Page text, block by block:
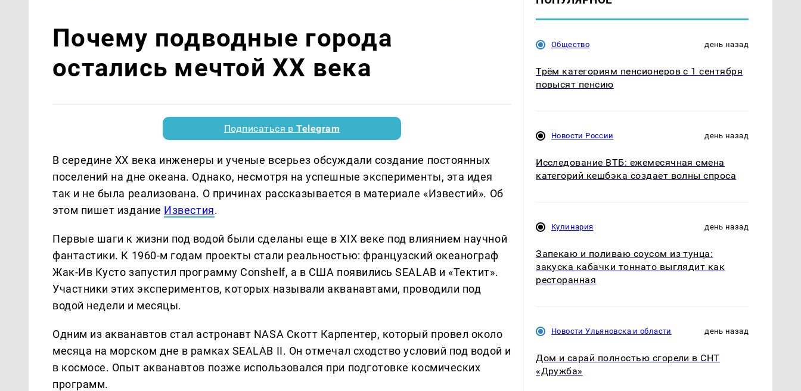
Почему подводные города
остались мечтой XX века
Подписаться вTelegram
В середине XX века инженеры и ученые всерьез обсуждали создание постоянных
поселений на дне океана. Однако, несмотря на успешные эксперименты, эта идея
так и не была реализована. О причинах рассказывается в материале «Известий». Об
этом пишет издание Известия.
Первые шаги к жизни под водой были сделаны еще в XIX веке под влиянием научной
фантастики. К 1960-м годам проекты стали реальностью: французский океанограф
Жак-Ив Кусто запустил программу Conshelf, а в США появились SEALAB и «Тектит».
Участники этих экспериментов, которых называли акванавтами, проводили под
водой недели и месяцы.
Одним из акванавтов стал астронавт NASA Скотт Карпентер, который провел около
месяца на морском дне в рамках SEALAB II. Он отмечал сходство условий под водой и
в космосе. Опыт акванавтов позже использовался при подготовке космических
программ.
Общество день назад
Трём категориям пенсионеров с 1 сентября
повысят пенсию
Новости России день назад
Исследование ВТБ: ежемесячная смена
категорий кешбэка создает волны спроса
Кулинария день назад
Запекаю и поливаю соусом из тунца:
закуска кабачки тоннато выглядит как
ресторанная
Новости Ульяновска и области день назад
Дом и сарай полностью сгорели в СНТ
«Дружба»